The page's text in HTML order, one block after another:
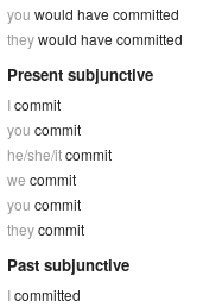
you would have committed
theywould have committed
Present subjunctive
Icommit
you commit
he/she/itcommit
we commit
you commit
theycommit
Past subjunctive
Icommitted